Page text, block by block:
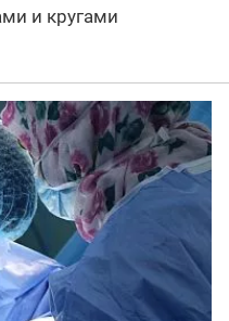
и кругами